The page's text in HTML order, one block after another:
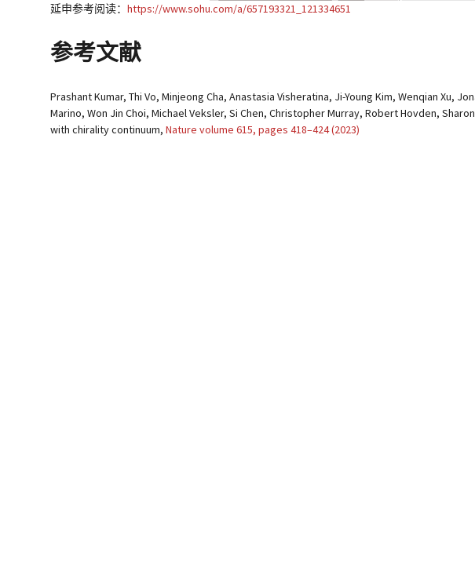
延申参考阅读：https://www.sohu.com/a/657193321_121334651
参考文献
Prashant Kumar, Thi Vo, Minjeong Cha, Anastasia Visheratina, Ji-Young Kim, Wenqian Xu,
Marino, Won Jin Choi, Michael Veksler, Si Chen, Christopher Murray, Robert Hovden,
with chirality continuum, Nature volume 615, pages 418–424 (2023)